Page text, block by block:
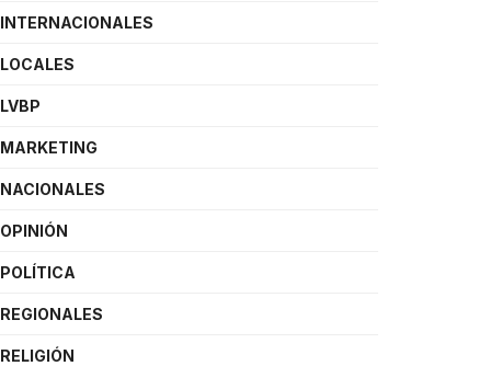
INTERNACIONALES
LOCALES
LVBP
MARKETING
NACIONALES
OPINIÓN
POLÍTICA
REGIONALES
RELIGIÓN